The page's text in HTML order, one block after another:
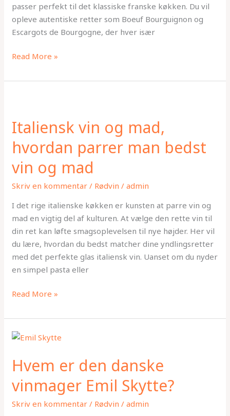
passer perfekt til det klassiske franske køkken. Du vil
opleve autentiske retter som Boeuf Bourguignon og
Escargots de Bourgogne, der hver især
Read More »
Italiensk vin og mad,
hvordan parrer man bedst
vin og mad
Skriv en kommentar / Rødvin /admin
I det rige italienske køkken er kunsten at parre vin og
mad en vigtig del af kulturen. At vælge den rette vin til
din ret kan løfte smagsoplevelsen til nye højder. Her vil
du lære, hvordan du bedst matcher dine yndlingsretter
med det perfekte glas italiensk vin. Uanset om du nyder
en simpel pasta eller
og
hvordan
parrer
man
bedst
vin
mad
Read More »
Hvem er den danske
vinmager Emil Skytte?
Skriv en kommentar / Rødvin /admin
Hvem
den
danske
vinmager
Emil